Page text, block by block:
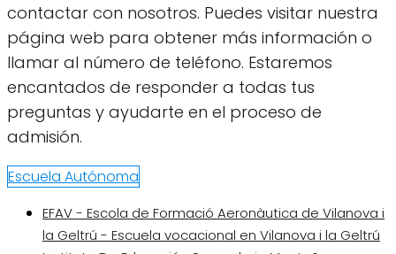
contactar con nosotros. Puedes visitar nuestra
página web para obtener más información o
llamar al número de teléfono. Estaremos
encantados de responder a todas tus
preguntas y ayudarte en el proceso de
admisión.
Escuela Autónoma
EFAV - Escola de Formació Aeronàutica de Vilanova i
la Geltrú - Escuela vocacional en Vilanova i la Geltrú